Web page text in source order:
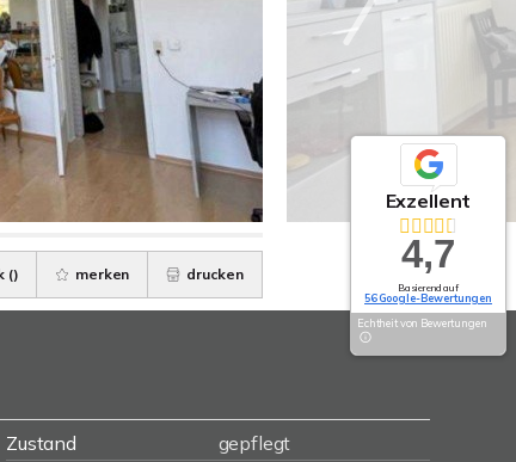
() merken drucken
Zustand
gepflegt
Exzellent
4,7
Basierend auf
56 Google-Bewertungen
Echtheit von Bewertungen